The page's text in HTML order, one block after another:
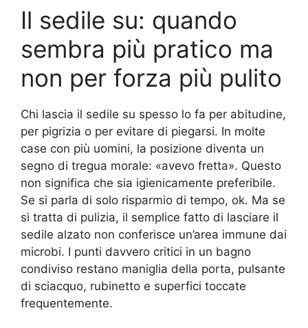
Il sedile su: quando
sembra più pratico ma
non per forza più pulito
Chi lascia il sedile su spesso lo fa per abitudine,
per pigrizia o per evitare di piegarsi. In molte
case con più uomini, la posizione diventa un
segno di tregua morale: «avevo fretta». Questo
non significa che sia igienicamente preferibile.
Se si parla di solo risparmio di tempo, ok. Ma se
si tratta di pulizia, il semplice fatto di lasciare il
sedile alzato non conferisce un’area immune dai
microbi. I punti davvero critici in un bagno
condiviso restano maniglia della porta, pulsante
di sciacquo, rubinetto e superfici toccate
frequentemente.